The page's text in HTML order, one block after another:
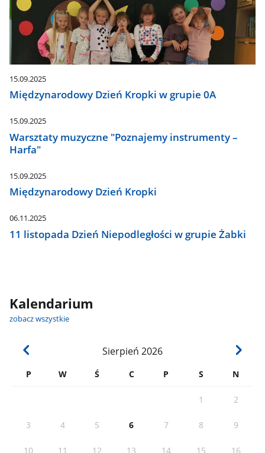
15.09.2025
Międzynarodowy Dzień Kropki w grupie 0A
15.09.2025
Warsztaty muzyczne "Poznajemy instrumenty –
Harfa"
15.09.2025
Międzynarodowy Dzień Kropki
06.11.2025
11 listopada Dzień Niepodległości w grupie Żabki
Kalendarium
zobacz wszystkie
Sierpień 2026
P W Ś C P S N
1 2
3 4 5 6 7 8 9
10 11 12 13 14 15 16